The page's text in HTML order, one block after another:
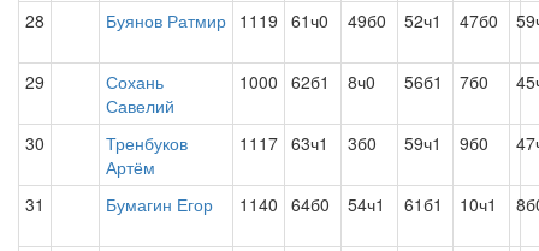
28 Буянов Ратмир 1119 61ч0 49б0 52ч1 47б0
29
Сохань
Савелий
1000 62б1 8ч0 56б1 7б0
30
Тренбуков
Артём
1117 63ч1 3б0 59ч1 9б0
31 Бумагин Егор 1140 64б0 54ч1 61б1 10ч1